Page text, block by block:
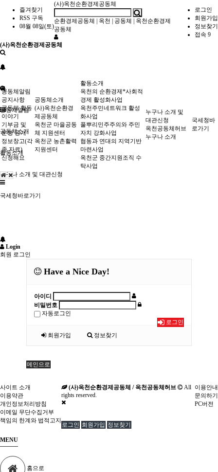
즐겨찾기
RSS 구독
08월 08일(토)
로그인
회원가입
정보찾기
접속 9
(사)옥천순환경제공동체
순환경제공동체 옥천 공동체
옥천순환경제
공동체
(사)옥천순환경제공동체
공동체알림
공동체소개
활동소개
누구나 소개 및 대관신청
국세청바로가기
공동체알림
공지사항
공동체 활동
이야기
기부금 및
운영 공개
정보창고(각
종 자료)
신청해요
공동체소개
(사)옥천순환경
제공동체
옥천군 마을공동
체 지원센터
옥천군 농촌활력
지원센터
활동소개
옥천의 순환경제*사회적
경제 활성화사업
옥천주민네트워크 활성
화사업
풀뿌리민주주의와 주민
자치 강화사업
협동과 연대의 지역기반
마련사업
옥천군 중간지원조직 수
탁사업
누구나 소개 및
대관신청
옥천공동체허브
누구나 소개
국세청바
로가기
Login
회원 로그인
Have a Nice Day!
아이디
비밀번호
자동로그인
로그인
회원가입
정보찾기
메인으로
사이트 소개
이용약관
개인정보처리방침
이메일 무단수집거부
책임의 한계와 법적고지
이용안내
문의하기
PC버전
(사)옥천순환경제공동체 / 옥천공동체허브
All
rights reserved.
로그인 회원가입 정보찾기
MENU
홈으로